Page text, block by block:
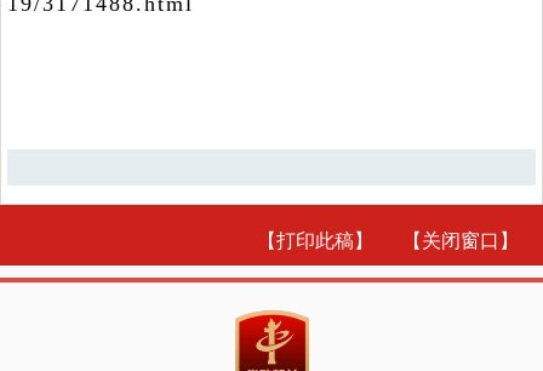
【打印此稿】 【关闭窗口】